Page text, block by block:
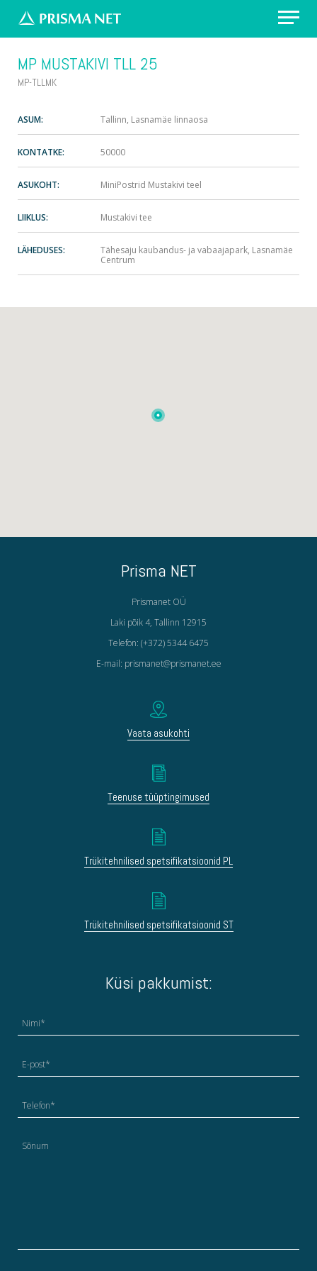
Erilahendus: värvikirevad prügikastid
Välireklaam Valimisteks
Vaata asukohti
Küsi pakkumist
MP MUSTAKIVI TLL 25
MP-TLLMK
ASUM: Tallinn, Lasnamäe linnaosa
KONTATKE: 50000
ASUKOHT: MiniPostrid Mustakivi teel
LIIKLUS: Mustakivi tee
LÄHEDUSES:
Tähesaju kaubandus- ja vabaajapark, Lasnamäe
Centrum
Prisma NET
Prismanet OÜ
Laki põik 4, Tallinn 12915
Telefon: (+372) 5344 6475
E-mail: prismanet@prismanet.ee
Vaata asukohti
Teenuse tüüptingimused
Trükitehnilised spetsifikatsioonid PL
Trükitehnilised spetsifikatsioonid ST
Küsi pakkumist: